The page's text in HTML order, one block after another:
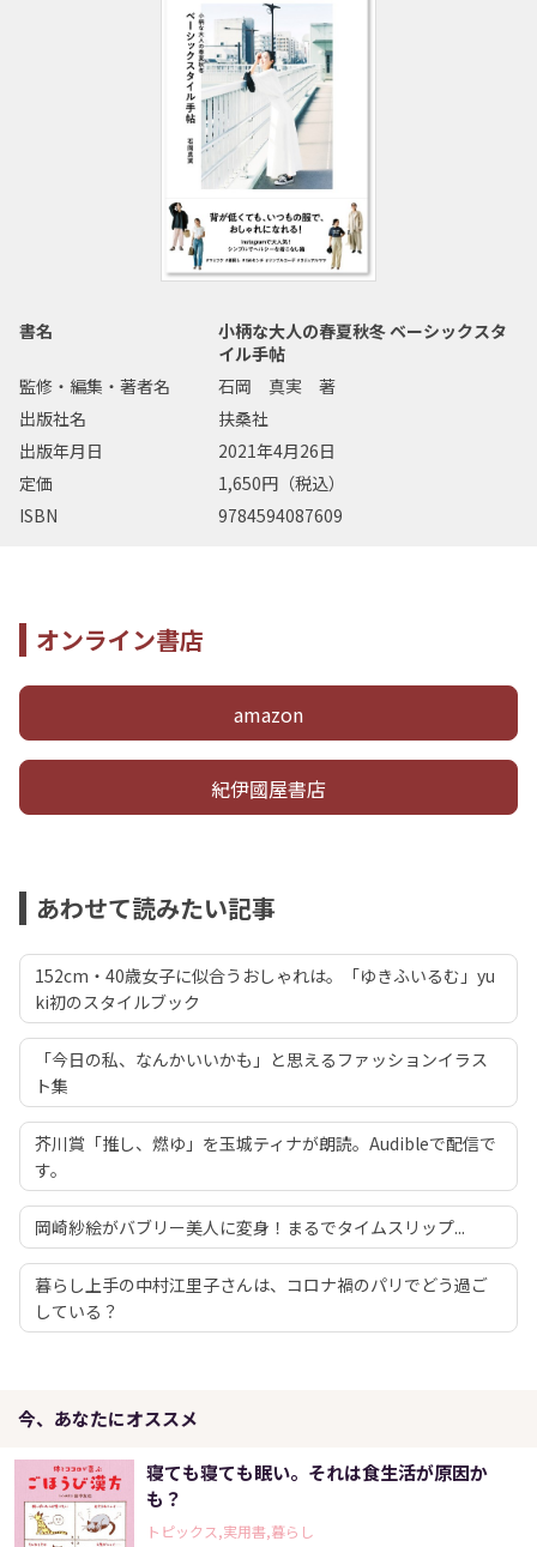
書名
小柄な大人の春夏秋冬 ベーシックスタ
イル手帖
監修・編集・著者名
石岡 真実 著
出版社名
扶桑社
出版年月日
2021年4月26日
定価
1,650円（税込）
ISBN
9784594087609
オンライン書店
amazon
紀伊國屋書店
あわせて読みたい記事
152cm・40歳女子に似合うおしゃれは。「ゆきふいるむ」yu
ki初のスタイルブック
「今日の私、なんかいいかも」と思えるファッションイラス
ト集
芥川賞「推し、燃ゆ」を玉城ティナが朗読。Audibleで配信で
す。
岡崎紗絵がバブリー美人に変身！まるでタイムスリップ...
暮らし上手の中村江里子さんは、コロナ禍のパリでどう過ご
している？
今、あなたにオススメ
寝ても寝ても眠い。それは食生活が原因か
も？
トピックス,実用書,暮らし